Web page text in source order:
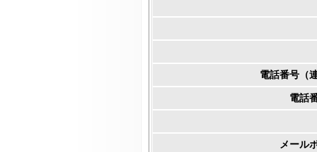
電話番号（
電話
メール